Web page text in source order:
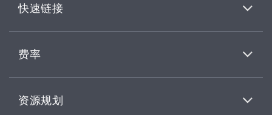
快速链接
费率
资源规划